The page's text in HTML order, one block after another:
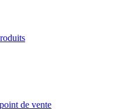
de vente